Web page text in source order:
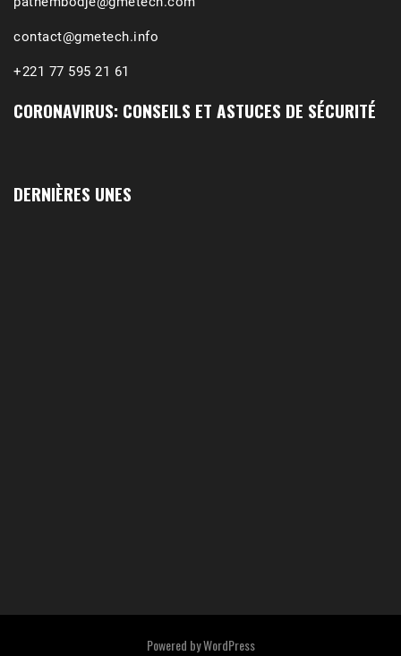
contact@gmetech.info
+221 77 595 21 61
CORONAVIRUS: CONSEILS ET ASTUCES DE SÉCURITÉ
DERNIÈRES UNES
Powered byWordPress